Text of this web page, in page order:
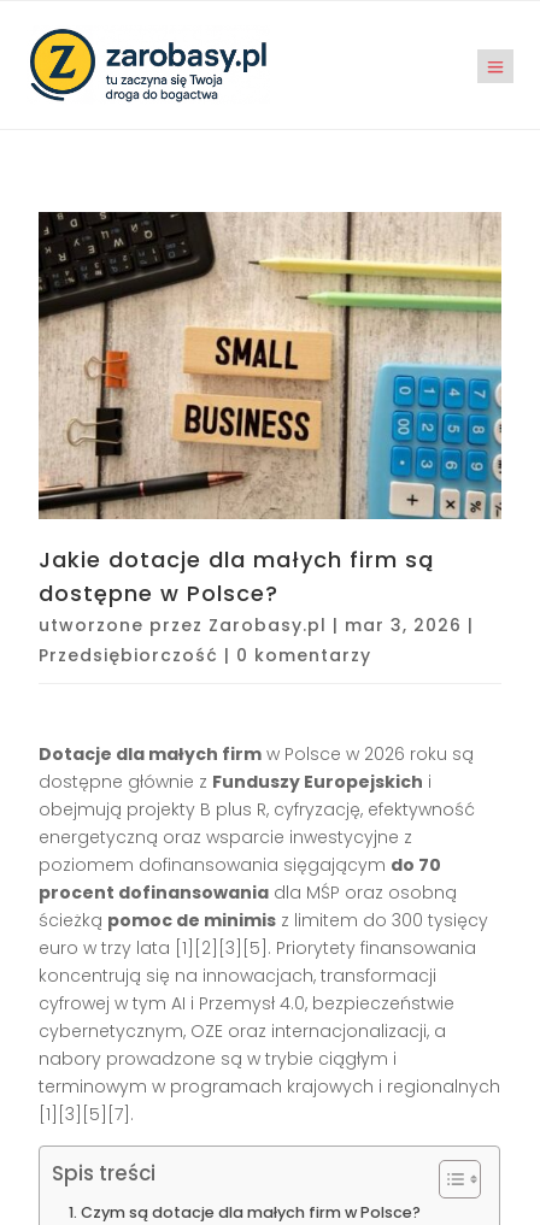
Jakie dotacje dla małych firm są
dostępne w Polsce?
utworzone przez Zarobasy.pl | mar 3, 2026 |
Przedsiębiorczość | 0 komentarzy
Dotacje dla małych firm w Polsce w 2026 roku są
dostępne głównie z Funduszy Europejskich i
obejmują projekty B plus R, cyfryzację, efektywność
energetyczną oraz wsparcie inwestycyjne z
poziomem dofinansowania sięgającym do 70
procent dofinansowania dla MŚP oraz osobną
ścieżką pomoc de minimis z limitem do 300 tysięcy
euro w trzy lata [1][2][3][5]. Priorytety finansowania
koncentrują się na innowacjach, transformacji
cyfrowej w tym AI i Przemysł 4.0, bezpieczeństwie
cybernetycznym, OZE oraz internacjonalizacji, a
nabory prowadzone są w trybie ciągłym i
terminowym w programach krajowych i regionalnych
[1][3][5][7].
Spis treści
Czym są dotacje dla małych firm w Polsce?